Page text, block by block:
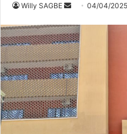
Willy SAGBE
v
o
y
e
r
u
n
04/04/2025